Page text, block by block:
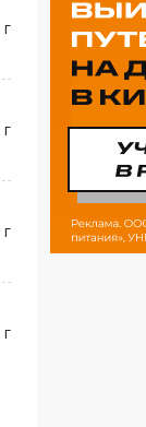
г
г
г
г